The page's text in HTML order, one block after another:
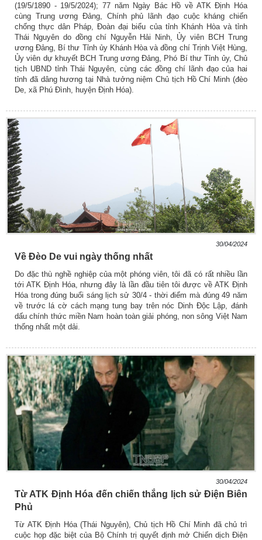
(19/5/1890 - 19/5/2024); 77 năm Ngày Bác Hồ về ATK Định Hóa
cùng Trung ương Đảng, Chính phủ lãnh đạo cuộc kháng chiến
chống thực dân Pháp, Đoàn đại biểu của tỉnh Khánh Hòa và tỉnh
Thái Nguyên do đồng chí Nguyễn Hải Ninh, Ủy viên BCH Trung
ương Đảng, Bí thư Tỉnh ủy Khánh Hòa và đồng chí Trịnh Việt Hùng,
Ủy viên dự khuyết BCH Trung ương Đảng, Phó Bí thư Tỉnh ủy, Chủ
tịch UBND tỉnh Thái Nguyên, cùng các đồng chí lãnh đạo của hai
tỉnh đã dâng hương tại Nhà tưởng niệm Chủ tịch Hồ Chí Minh (đèo
De, xã Phú Đình, huyện Định Hóa).
30/04/2024
Về Đèo De vui ngày thống nhất
Do đặc thù nghề nghiệp của một phóng viên, tôi đã có rất nhiều lần
tới ATK Định Hóa, nhưng đây là lần đầu tiên tôi được về ATK Định
Hóa trong đúng buổi sáng lịch sử 30/4 - thời điểm mà đúng 49 năm
về trước lá cờ cách mạng tung bay trên nóc Dinh Độc Lập, đánh
dấu chính thức miền Nam hoàn toàn giải phóng, non sông Việt Nam
thống nhất một dải.
30/04/2024
Từ ATK Định Hóa đến chiến thắng lịch sử Điện Biên
Phủ
Từ ATK Định Hóa (Thái Nguyên), Chủ tịch Hồ Chí Minh đã chủ trì
cuộc họp đặc biệt của Bộ Chính trị quyết định mở Chiến dịch Điện